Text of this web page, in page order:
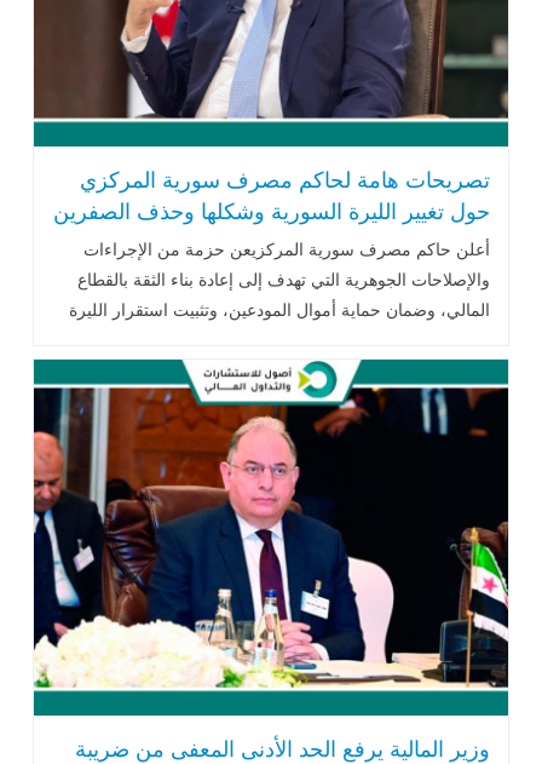
تصريحات هامة لحاكم مصرف سورية المركزي
حول تغيير الليرة السورية وشكلها وحذف الصفرين
أعلن حاكم مصرف سورية المركزيعن حزمة من الإجراءات
والإصلاحات الجوهرية التي تهدف إلى إعادة بناء الثقة بالقطاع
المالي، وضمان حماية أموال المودعين، وتثبيت استقرار الليرة
وزير المالية يرفع الحد الأدنى المعفى من ضريبة